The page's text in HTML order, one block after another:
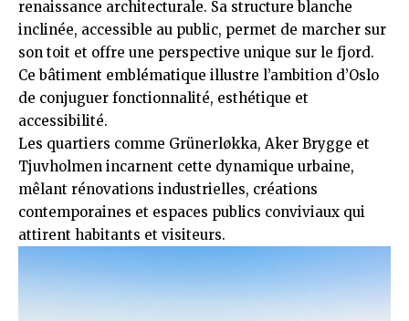
renaissance architecturale. Sa structure blanche
inclinée, accessible au public, permet de marcher sur
son toit et offre une perspective unique sur le fjord.
Ce bâtiment emblématique illustre l’ambition d’Oslo
de conjuguer fonctionnalité, esthétique et
accessibilité.
Les quartiers comme Grünerløkka, Aker Brygge et
Tjuvholmen incarnent cette dynamique urbaine,
mêlant rénovations industrielles, créations
contemporaines et espaces publics conviviaux qui
attirent habitants et visiteurs.